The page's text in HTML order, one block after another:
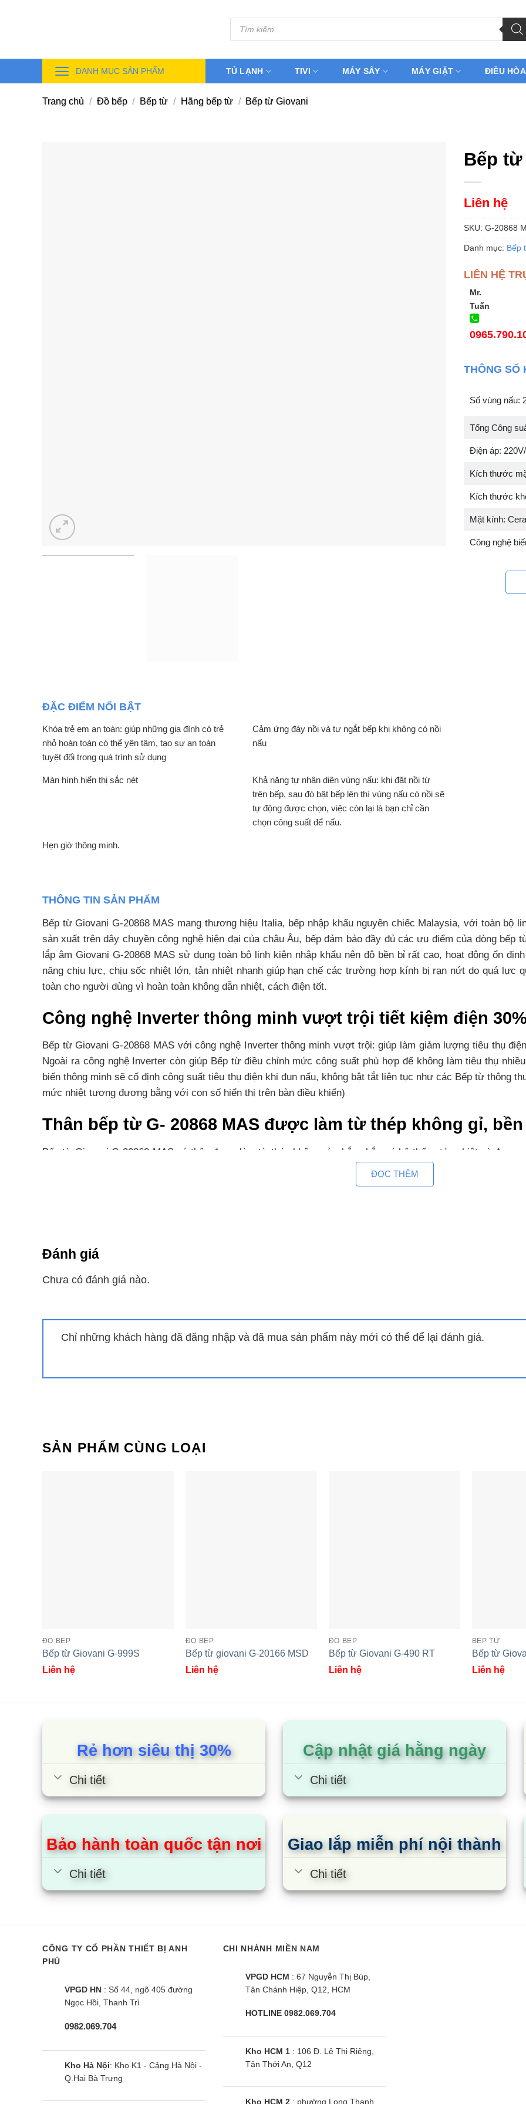
Tìm
kiếm
sản
DANH MỤC SẢN PHẨM TỦ LẠNH TIVI MÁY SẤY MÁY GIẶT ĐIỀU HÒA
Trang chủ / Đồ bếp / Bếp từ / Hãng bếp từ / Bếp từ Giovani
ĐẶC ĐIỂM NỔI BẬT
Khóa trẻ em an toàn: giúp những gia đình có trẻ
nhỏ hoàn toàn có thể yên tâm, tạo sự an toàn
tuyệt đối trong quá trình sử dụng
Cảm ứng đáy nồi và tự ngắt bếp khi không có nồi
nấu
Màn hình hiển thị sắc nét
Khả năng tự nhận diện vùng nấu: khi đặt nồi từ
trên bếp, sau đó bật bếp lên thì vùng nấu có nồi sẽ
tự động được chọn, việc còn lại là bạn chỉ cần
chọn công suất để nấu.
Hẹn giờ thông minh.
Bếp từ
Liên hệ
SKU: G-20868
Danh mục: Bếp
LIÊN HỆ
Mr.
Tuấn
THÔNG SỐ
Số vùng nấu:
Tổng Công
Điện áp:
Kích thước
Kích thước
Mặt kính:
Công nghệ
THÔNG TIN SẢN PHẨM
Bếp từ Giovani G-20868 MAS mang thương hiệu Italia, bếp nhập khẩu nguyên chiếc Malaysia, với toàn bộ
sản xuất trên dây chuyền công nghệ hiện đại của châu Âu, bếp đảm bảo đầy đủ các ưu điểm của dòng bếp
lắp âm Giovani G-20868 MAS sử dụng toàn bộ linh kiện nhập khẩu nên độ bền bỉ rất cao, hoạt động ổn
năng chịu lực, chịu sốc nhiệt lớn, tản nhiệt nhanh giúp hạn chế các trường hợp kính bị rạn nứt do quá lực
toàn cho người dùng vì hoàn toàn không dẫn nhiệt, cách điện tốt.
Công nghệ Inverter thông minh vượt trội tiết kiệm điện 30%
Bếp từ Giovani G-20868 MAS với công nghệ Inverter thông minh vượt trội: giúp làm giảm lượng tiêu thụ
Ngoài ra công nghệ Inverter còn giúp Bếp từ điều chỉnh mức công suất phù hợp để không làm tiêu thụ
biến thông minh sẽ cố định công suất tiêu thụ điện khi đun nấu, không bật tắt liên tục như các Bếp từ thông
mức nhiệt tương đương bằng với con số hiển thị trên bàn điều khiển)
Thân bếp từ G- 20868 MAS được làm từ thép không gỉ,
Bếp từ Giovani G-20868 MAS có thân được làm từ thép không gỉ, chắc chắn có hệ thống tản nhiệt và được
toàn, chức năng cảnh báo nhiệt dư vùng nấu
Tích hợp cáctính năng hiện đại, an toàn tuyệt đối trên bếp
Tính năng BoosterTính năng tạm dừng khi cần thiết (Pause)Chức năng hẹn giờChức khóa an toàn trẻ em
Tính năng chống tràn – Overflow device
Cùng Chủ Đề:
ĐỌC THÊM
Đánh giá
Chưa có đánh giá nào.
Chỉ những khách hàng đã đăng nhập và đã mua sản phẩm này mới có thể để lại đánh giá.
SẢN PHẨM CÙNG LOẠI
ĐỒ BẾP
Bếp từ Giovani G-999S
Liên hệ
ĐỒ BẾP
Bếp từ giovani G-20166 MSD
Liên hệ
ĐỒ BẾP
Bếp từ Giovani G-490 RT
Liên hệ
BẾP TỪ
Bếp từ
Liên hệ
Rẻ hơn siêu thị 30%
Chi tiết
Cập nhật giá hằng ngày
Chi tiết
Bảo hành toàn quốc tận nơi
Chi tiết
Giao lắp miễn phí nội thành
Chi tiết
CÔNG TY CỔ PHẦN THIẾT BỊ ANH
PHÚ
VPGD HN : Số 44, ngõ 405 đường
Ngọc Hồi, Thanh Trì
0982.069.704
Kho Hà Nội: Kho K1 - Cảng Hà Nội -
Q.Hai Bà Trưng
CHI NHÁNH MIỀN NAM
VPGD HCM : 67 Nguyễn Thị Búp,
Tân Chánh Hiệp, Q12, HCM
HOTLINE 0982.069.704
Kho HCM 1: 106 Đ. Lê Thị Riêng,
Tân Thới An, Q12
Kho HCM 2: phường Long Thạnh